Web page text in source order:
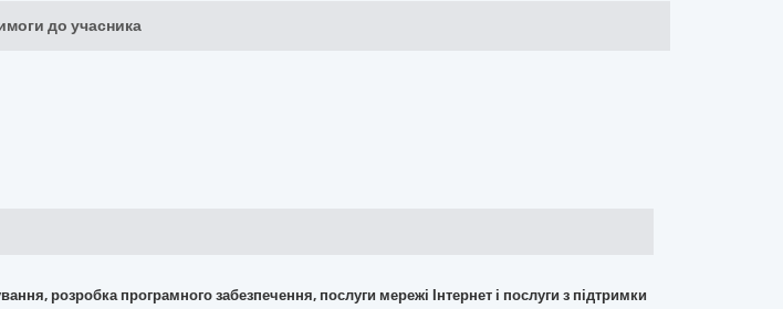
до учасника
розробка програмного забезпечення, послуги мережі Інтернет і послуги з підтримки